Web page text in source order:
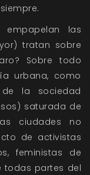
las
tratan sobre
Sobre todo
urbana, como
la sociedad
saturada de
ciudades no
de activistas
feministas de
todas partes del